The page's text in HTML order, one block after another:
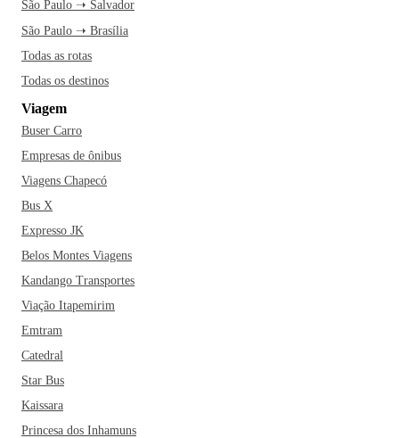
São Paulo ➝ Salvador
São Paulo ➝ Brasília
Todas as rotas
Todas os destinos
Viagem
Buser Carro
Empresas de ônibus
Viagens Chapecó
Bus X
Expresso JK
Belos Montes Viagens
Kandango Transportes
Viação Itapemirim
Emtram
Catedral
Star Bus
Kaissara
Princesa dos Inhamuns